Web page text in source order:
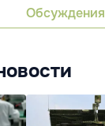
Обсуждения